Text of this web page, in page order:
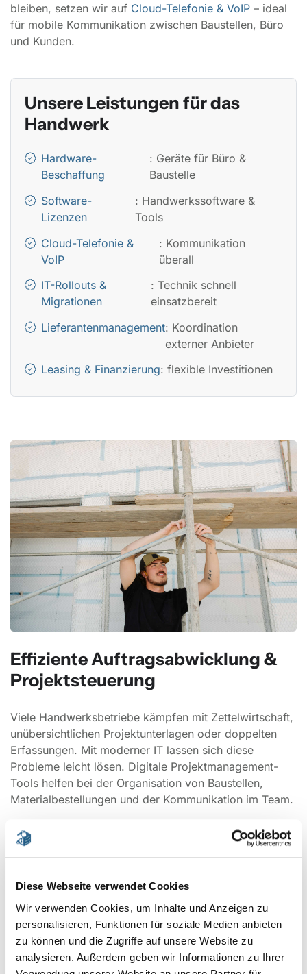
Diese Webseite verwendet Cookies
Wir verwenden Cookies, um Inhalte und Anzeigen zu
personalisieren, Funktionen für soziale Medien anbieten
zu können und die Zugriffe auf unsere Website zu
analysieren. Außerdem geben wir Informationen zu Ihrer
bleiben, setzen wir auf Cloud-Telefonie & VoIP – ideal
für mobile Kommunikation zwischen Baustellen, Büro
und Kunden.
Unsere Leistungen für das
Handwerk
Hardware-
Beschaffung
: Geräte für Büro &
Baustelle
Software-
Lizenzen
: Handwerkssoftware &
Tools
Cloud-Telefonie &
VoIP
: Kommunikation
überall
IT-Rollouts &
Migrationen
: Technik schnell
einsatzbereit
Lieferantenmanagement: Koordination
externer Anbieter
Leasing & Finanzierung: flexible Investitionen
Effiziente Auftragsabwicklung &
Projektsteuerung
Viele Handwerksbetriebe kämpfen mit Zettelwirtschaft,
unübersichtlichen Projektunterlagen oder doppelten
Erfassungen. Mit moderner IT lassen sich diese
Probleme leicht lösen. Digitale Projektmanagement-
Tools helfen bei der Organisation von Baustellen,
Materialbestellungen und der Kommunikation im Team.
stellen sicher, dass
Ihre neuen Systeme ohne Unterbrechung in den
Arbeitsalltag integriert werden. Das bedeutet: kein
Projekten.
Durch professionellesLieferantenmanagement
koordinieren wir externe Anbieter wie Softwarehäuser,
Cloud-Dienste oder Hardwarelieferanten. So müssen
Sie sich nicht mit verschiedenen Ansprechpartnern